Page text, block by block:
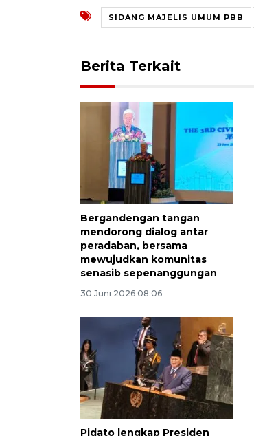
SIDANG MAJELIS UMUM PBB
Berita Terkait
Bergandengan tangan
mendorong dialog antar
peradaban, bersama
mewujudkan komunitas
senasib sepenanggungan
30 Juni 2026 08:06
Pidato lengkap Presiden